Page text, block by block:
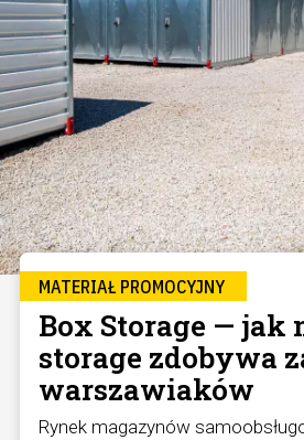
MATERIAŁ PROMOCYJNY
Box Storage — jak
storage zdobywa
warszawiaków
Rynek magazynów